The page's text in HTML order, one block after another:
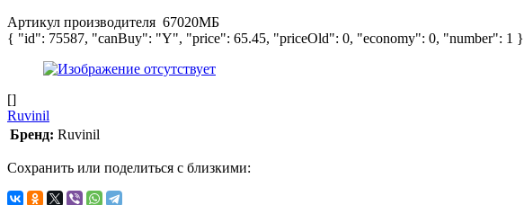
Артикул производителя 67020МБ
{ "id": 75587, "canBuy": "Y", "price": 65.45, "priceOld": 0, "economy": 0, "number": 1 }
[]
Ruvinil
Бренд: Ruvinil
Сохранить или поделиться с близкими: